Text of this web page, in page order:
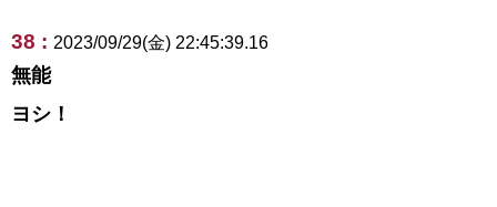
38 : 2023/09/29(金) 22:45:39.16
無能
ヨシ！